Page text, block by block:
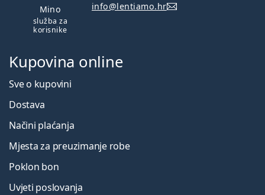
Mino
služba za
korisnike
info@lentiamo.hr
Kupovina online
Sve o kupovini
Dostava
Načini plaćanja
Mjesta za preuzimanje robe
Poklon bon
Uvjeti poslovanja